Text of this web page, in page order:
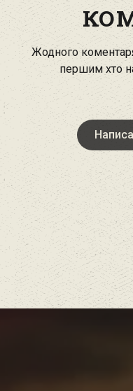
Жодного
першим хто